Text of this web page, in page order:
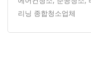
리닝 종합청소업체